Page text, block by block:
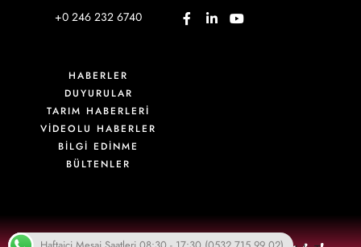
+0 246 232 6740
HABERLER
DUYURULAR
TARIM HABERLERİ
VIDEOLU HABERLER
BİLGİ EDİNME
BÜLTENLER